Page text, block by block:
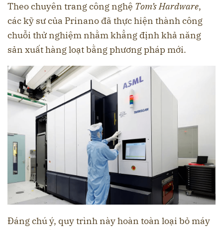
Theo chuyên trang công nghệ Tom’s Hardware,
các kỹ sư của Prinano đã thực hiện thành công
chuỗi thử nghiệm nhằm khẳng định khả năng
sản xuất hàng loạt bằng phương pháp mới.
Đáng chú ý, quy trình này hoàn toàn loại bỏ máy